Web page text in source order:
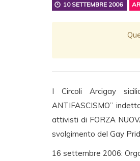
10 SETTEMBRE 2006
I Circoli Arcigay
ANTIFASCISMO”
attivisti di FORZA
svolgimento del Gay
16 settembre 2006: